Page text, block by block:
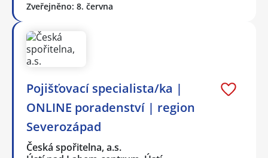
Zveřejněno: 8. června
Pojišťovací specialista/ka |
ONLINE poradenství | region
Severozápad
Česká spořitelna, a.s.